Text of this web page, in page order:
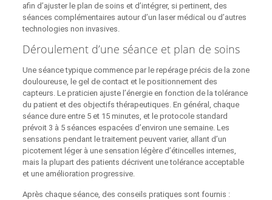
afin d’ajuster le plan de soins et d’intégrer, si pertinent, des
séances complémentaires autour d’un laser médical ou d’autres
technologies non invasives.
Déroulement d’une séance et plan de soins
Une séance typique commence par le repérage précis de la zone
douloureuse, le gel de contact et le positionnement des
capteurs. Le praticien ajuste l’énergie en fonction de la tolérance
du patient et des objectifs thérapeutiques. En général, chaque
séance dure entre 5 et 15 minutes, et le protocole standard
prévoit 3 à 5 séances espacées d’environ une semaine. Les
sensations pendant le traitement peuvent varier, allant d’un
picotement léger à une sensation légère d’étincelles internes,
mais la plupart des patients décrivent une tolérance acceptable
et une amélioration progressive.
Après chaque séance, des conseils pratiques sont fournis :